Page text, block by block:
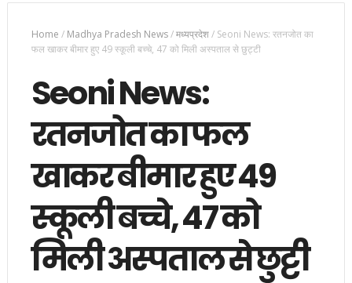
Home / Madhya Pradesh News/मध्यप्रदेश/ Seoni News: रतनजोत का
फल खाकर बीमार हुए 49 स्कूली बच्चे, 47 को मिली अस्पताल से छुट्टी
Seoni News:
रतनजोत का फल
खाकर बीमार हुए 49
स्कूली बच्चे, 47 को
मिली अस्पताल से छुट्टी